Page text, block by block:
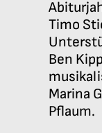
Timo
Ben
Marina
Pflaum.